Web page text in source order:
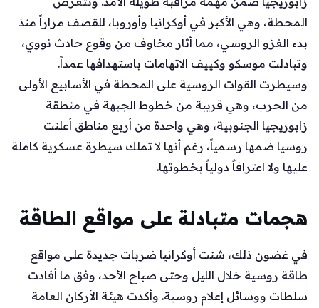
المحطة، وهي الأكبر في أوكرانيا وأوروبا، للقصف مراراً منذ
بدء الغزو الروسي، مما أثار مخاوف من وقوع حادث نووي،
وتبادلت موسكو وكييف الاتهامات باستهدافها عمداً.
وسيطرت القوات الروسية على المحطة في الأسابيع الأولى
من الحرب، وهي قريبة من خطوط الجبهة في منطقة
زابوريجيا الجنوبية، وهي واحدة من أربع مناطق أعلنت
روسيا ضمها رسمياً، رغم أنها لا تملك سيطرة عسكرية كاملة
عليها ولا اعترافاً دولياً بخطوتها.
هجمات متبادلة على مواقع الطاقة
في غضون ذلك، شنت أوكرانيا ضربات جديدة على مواقع
طاقة روسية خلال الليل وحتى صباح الأحد، وفق ما أفادت
سلطات ووسائل إعلام روسية. وأكدت هيئة الأركان العامة